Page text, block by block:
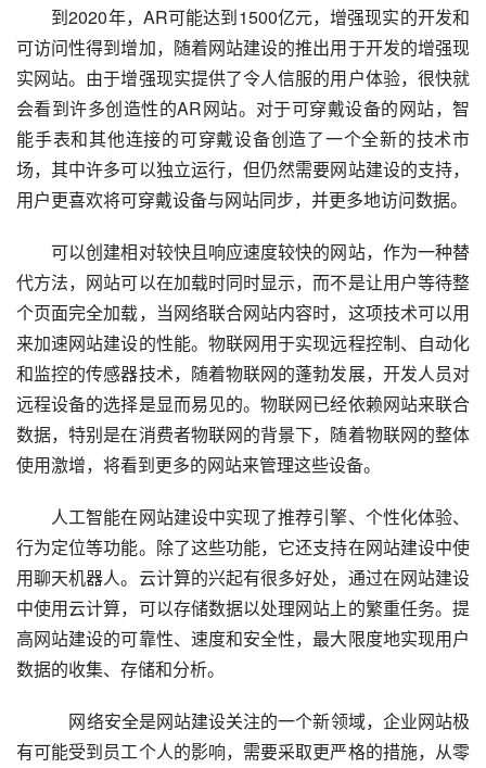
到2020年，AR可能达到1500亿元，增强现实的开发和
可访问性得到增加，随着网站建设的推出用于开发的增强现
实网站。由于增强现实提供了令人信服的用户体验，很快就
会看到许多创造性的AR网站。对于可穿戴设备的网站，智
能手表和其他连接的可穿戴设备创造了一个全新的技术市
场，其中许多可以独立运行，但仍然需要网站建设的支持，
用户更喜欢将可穿戴设备与网站同步，并更多地访问数据。
可以创建相对较快且响应速度较快的网站，作为一种替
代方法，网站可以在加载时同时显示，而不是让用户等待整
个页面完全加载，当网络联合网站内容时，这项技术可以用
来加速网站建设的性能。物联网用于实现远程控制、自动化
和监控的传感器技术，随着物联网的蓬勃发展，开发人员对
远程设备的选择是显而易见的。物联网已经依赖网站来联合
数据，特别是在消费者物联网的背景下，随着物联网的整体
使用激增，将看到更多的网站来管理这些设备。
人工智能在网站建设中实现了推荐引擎、个性化体验、
行为定位等功能。除了这些功能，它还支持在网站建设中使
用聊天机器人。云计算的兴起有很多好处，通过在网站建设
中使用云计算，可以存储数据以处理网站上的繁重任务。提
高网站建设的可靠性、速度和安全性，最大限度地实现用户
数据的收集、存储和分析。
网络安全是网站建设关注的一个新领域，企业网站极
有可能受到员工个人的影响，需要采取更严格的措施，从零